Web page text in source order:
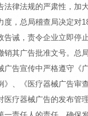
律法规的严肃性，加
度，总局稽查局决定对
告诫，责令企业立即停
销其广告批准文号。总
广告宣传中严格遵守《
》、《医疗器械广告审
医疗器械广告的发布管